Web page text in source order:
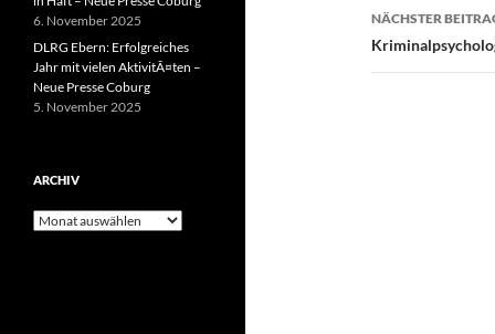
NÄCHSTER
6. November 2025
DLRG Ebern: Erfolgreiches
Jahr mit vielen AktivitÃ¤ten –
Neue Presse Coburg
5. November 2025
ARCHIV
Archiv